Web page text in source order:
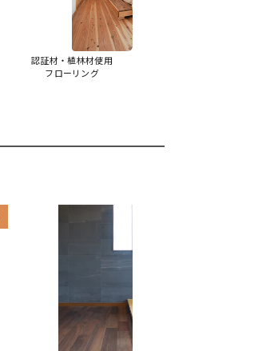
認証材・植林材使用
フローリング